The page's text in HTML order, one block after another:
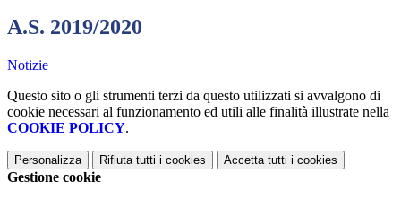
A.S. 2019/2020
Notizie
Questo sito o gli strumenti terzi da questo utilizzati si avvalgono di
cookie necessari al funzionamento ed utili alle finalità illustrate nella
COOKIE POLICY.
Personalizza Rifiuta tutti i cookies Accetta tutti i cookies
Gestione cookie